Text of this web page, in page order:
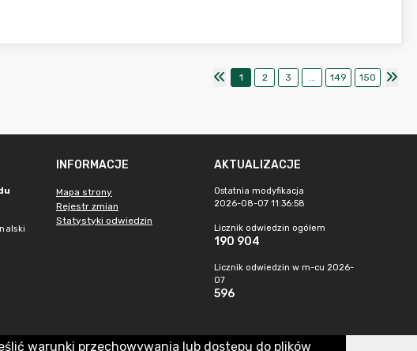
1 2 3 ... 149 150
INFORMACJE
Mapa strony
Rejestr zmian
Statystyki odwiedzin
AKTUALIZACJE
Ostatnia modyfikacja
2026-08-07 11:36:58
Licznik odwiedzin ogółem
190 904
Licznik odwiedzin w m-cu 2026-
07
596
warunki przechowywania lub dostępu do plików